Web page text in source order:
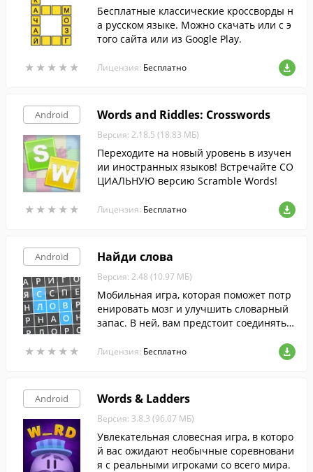
★ ★ ★ ★ ★
★ ★ ★ ★ ★
Бесплатные классические кроссворды н
а русском языке. Можно скачать или с э
того сайта или из Google Play.
Лицензия: Бесплатно
Android
★ ★ ★ ★ ★
★ ★ ★ ★ ★
Words and Riddles: Crosswords
Версия: 2.18.5 (18.83 МБ)
Переходите на новый уровень в изучен
ии иностранных языков! Встречайте СО
ЦИАЛЬНУЮ версию Scramble Words!
Лицензия: Бесплатно
Android
★ ★ ★ ★ ★
★ ★ ★ ★ ★
Найди слова
Версия: 2.48 (10.97 МБ)
Мобильная игра, которая поможет потр
енировать мозг и улучшить словарный
запас. В ней, вам предстоит соединять б
те, в слова.
Лицензия: Бесплатно
Android Words & Ladders
Версия: 3.8.3 (96.07 МБ)
Увлекательная словесная игра, в которо
й вас ожидают необычные соревновани
я с реальными игроками со всего мира.